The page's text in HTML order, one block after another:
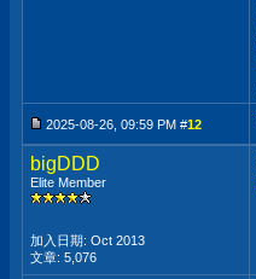
2025-08-26, 09:59 PM #12
bigDDD
Elite Member
加入日期: Oct 2013
文章: 5,076